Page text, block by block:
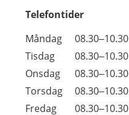
Telefontider
Dag
Öppettider
Kommentarer
Måndag
08.30–10.30
Tisdag
08.30–10.30
Onsdag
08.30–10.30
Torsdag
08.30–10.30
Fredag
08.30–10.30